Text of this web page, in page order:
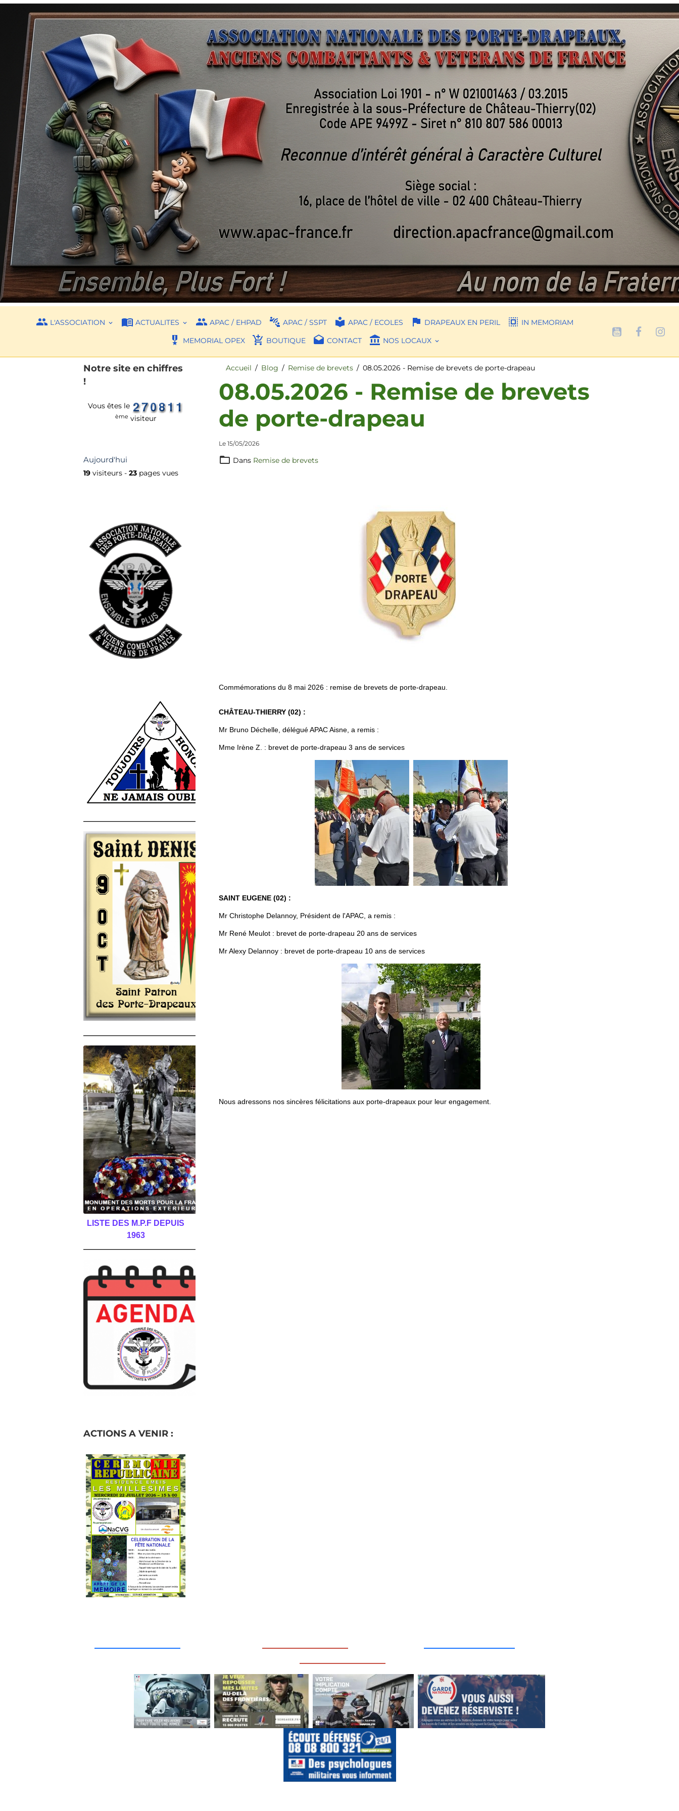
L'ASSOCIATION ACTUALITES APAC / EHPAD APAC / SSPT APAC / ECOLES DRAPEAUX EN PERIL
IN MEMORIAM
MEMORIAL OPEX
BOUTIQUE CONTACT NOS LOCAUX
Accueil Blog Remise de brevets 08.05.2026 - Remise de brevets de porte-drapeau
08.05.2026 - Remise de brevets
de porte-drapeau
Le 15/05/2026
Dans Remise de brevets
Commémorations du 8 mai 2026 : remise de brevets de porte-drapeau.
CHÂTEAU-THIERRY (02) :
Mr Bruno Déchelle, délégué APAC Aisne, a remis :
Mme Irène Z. : brevet de porte-drapeau 3 ans de services
SAINT EUGENE (02) :
Mr Christophe Delannoy, Président de l'APAC, a remis :
Mr René Meulot : brevet de porte-drapeau 20 ans de services
Mr Alexy Delannoy : brevet de porte-drapeau 10 ans de services
Nous adressons nos sincères félicitations aux porte-drapeaux pour leur engagement.
Notre site en chiffres
!
Vous êtes le
ème visiteur
Aujourd'hui
19 visiteurs -23 pages vues
LISTE DES M.P.F DEPUIS
1963
ACTIONS A VENIR :